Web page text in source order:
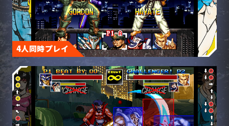
4人同時プレイ